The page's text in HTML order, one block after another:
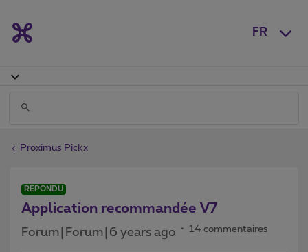
FR
Proximus Pickx
RÉPONDU
Application recommandée V7
Forum|Forum|6 years ago 14 commentaires